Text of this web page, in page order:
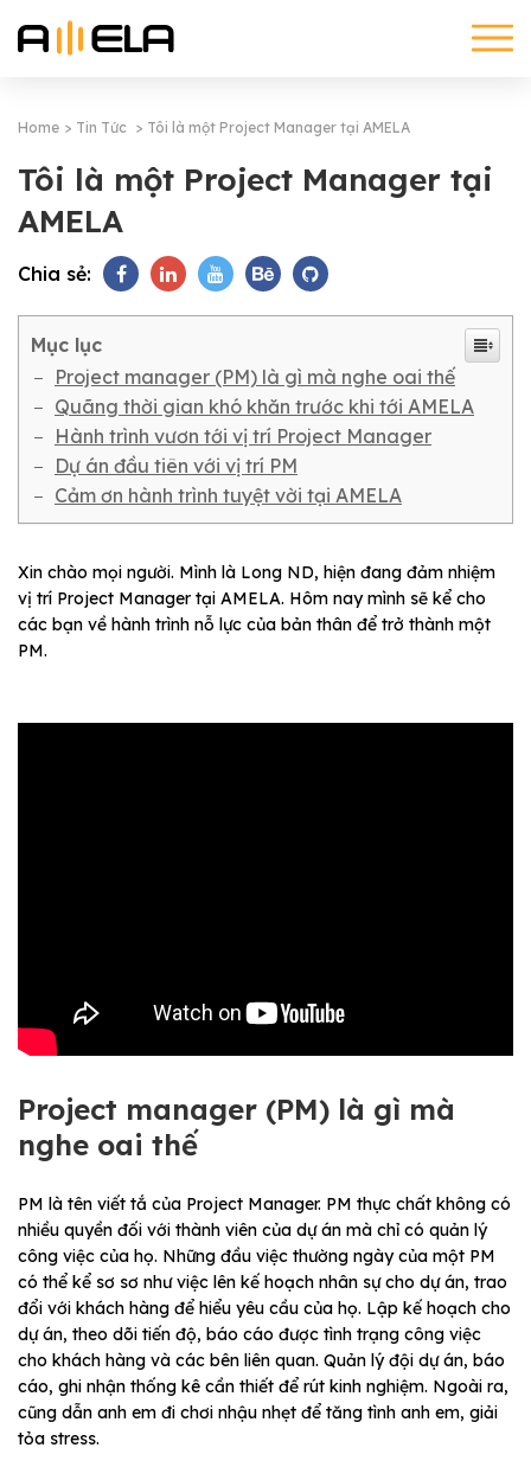
Home Tin Tức Tôi là một Project Manager tại AMELA
Tôi là một Project Manager tại
AMELA
Chia sẻ:
Mục lục
Project manager (PM) là gì mà nghe oai thế
Quãng thời gian khó khăn trước khi tới AMELA
Hành trình vươn tới vị trí Project Manager
Dự án đầu tiên với vị trí PM
Cảm ơn hành trình tuyệt vời tại AMELA
Xin chào mọi người. Mình là Long ND, hiện đang đảm nhiệm
vị trí Project Manager tại AMELA. Hôm nay mình sẽ kể cho
các bạn về hành trình nỗ lực của bản thân để trở thành một
PM.
Project manager (PM) là gì mà
nghe oai thế
PM là tên viết tắ của Project Manager. PM thực chất không có
nhiều quyền đối với thành viên của dự án mà chỉ có quản lý
công việc của họ. Những đầu việc thường ngày của một PM
có thể kể sơ sơ như việc lên kế hoạch nhân sự cho dự án, trao
đổi với khách hàng để hiểu yêu cầu của họ. Lập kế hoạch cho
dự án, theo dõi tiến độ, báo cáo được tình trạng công việc
cho khách hàng và các bên liên quan. Quản lý đội dự án, báo
cáo, ghi nhận thống kê cần thiết để rút kinh nghiệm. Ngoài ra,
cũng dẫn anh em đi chơi nhậu nhẹt để tăng tình anh em, giải
tỏa stress.